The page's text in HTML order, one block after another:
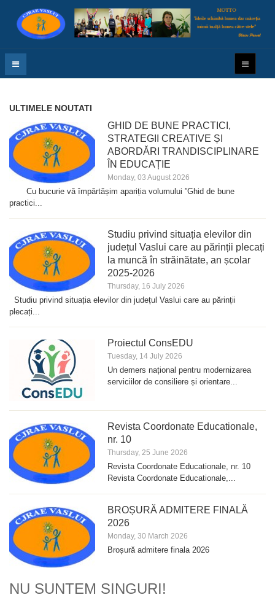
ULTIMELE NOUTATI
GHID DE BUNE PRACTICI,
STRATEGII CREATIVE ȘI
ABORDĂRI TRANDISCIPLINARE
ÎN EDUCAȚIE
Monday, 03 August 2026
Cu bucurie vă împărtășim apariția volumului ”Ghid de bune
practici...
Studiu privind situația elevilor din
județul Vaslui care au părinții plecați
la muncă în străinătate, an școlar
2025-2026
Thursday, 16 July 2026
Studiu privind situația elevilor din județul Vaslui care au părinții
plecați...
Proiectul ConsEDU
Tuesday, 14 July 2026
Un demers național pentru modernizarea
serviciilor de consiliere și orientare...
Revista Coordonate Educationale,
nr. 10
Thursday, 25 June 2026
Revista Coordonate Educationale, nr. 10
Revista Coordonate Educationale,...
BROȘURĂ ADMITERE FINALĂ
2026
Monday, 30 March 2026
Broșură admitere finala 2026
NU SUNTEM SINGURI!